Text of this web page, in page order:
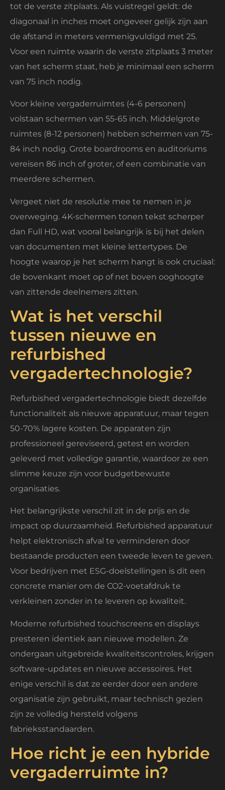
tot de verste zitplaats. Als vuistregel geldt: de
diagonaal in inches moet ongeveer gelijk zijn aan
de afstand in meters vermenigvuldigd met 25.
Voor een ruimte waarin de verste zitplaats 3 meter
van het scherm staat, heb je minimaal een scherm
van 75 inch nodig.
Voor kleine vergaderruimtes (4-6 personen)
volstaan schermen van 55-65 inch. Middelgrote
ruimtes (8-12 personen) hebben schermen van 75-
84 inch nodig. Grote boardrooms en auditoriums
vereisen 86 inch of groter, of een combinatie van
meerdere schermen.
Vergeet niet de resolutie mee te nemen in je
overweging. 4K-schermen tonen tekst scherper
dan Full HD, wat vooral belangrijk is bij het delen
van documenten met kleine lettertypes. De
hoogte waarop je het scherm hangt is ook cruciaal:
de bovenkant moet op of net boven ooghoogte
van zittende deelnemers zitten.
Wat is het verschil
tussen nieuwe en
refurbished
vergadertechnologie?
Refurbished vergadertechnologie biedt dezelfde
functionaliteit als nieuwe apparatuur, maar tegen
50-70% lagere kosten. De apparaten zijn
professioneel gereviseerd, getest en worden
geleverd met volledige garantie, waardoor ze een
slimme keuze zijn voor budgetbewuste
organisaties.
Het belangrijkste verschil zit in de prijs en de
impact op duurzaamheid. Refurbished apparatuur
helpt elektronisch afval te verminderen door
bestaande producten een tweede leven te geven.
Voor bedrijven met ESG-doelstellingen is dit een
concrete manier om de CO2-voetafdruk te
verkleinen zonder in te leveren op kwaliteit.
Moderne refurbished touchscreens en displays
presteren identiek aan nieuwe modellen. Ze
ondergaan uitgebreide kwaliteitscontroles, krijgen
software-updates en nieuwe accessoires. Het
enige verschil is dat ze eerder door een andere
organisatie zijn gebruikt, maar technisch gezien
zijn ze volledig hersteld volgens
fabrieksstandaarden.
Hoe richt je een hybride
vergaderruimte in?